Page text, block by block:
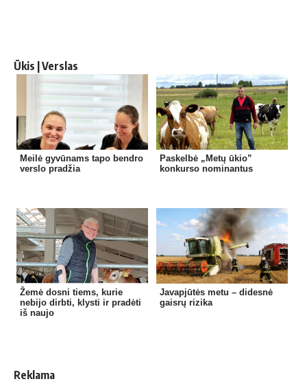
Ūkis | Verslas
Meilė gyvūnams tapo bendro
verslo pradžia
Paskelbė „Metų ūkio”
konkurso nominantus
Žemė dosni tiems, kurie
nebijo dirbti, klysti ir pradėti
iš naujo
Javapjūtės metu – didesnė
gaisrų rizika
Reklama